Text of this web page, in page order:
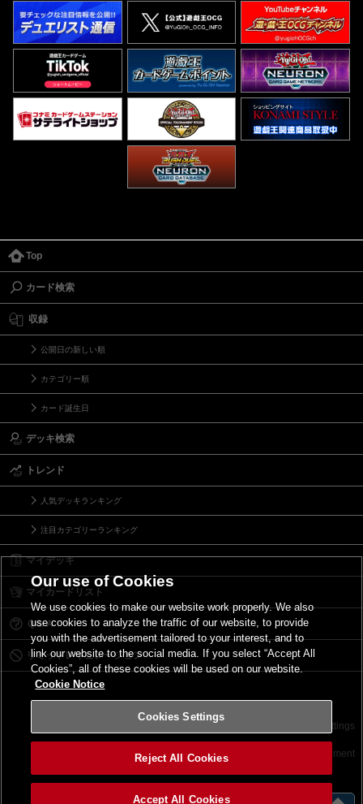
Top
カード検索
収録
公開日の新しい順
カテゴリー順
カード誕生日
デッキ検索
トレンド
人気デッキランキング
注目カテゴリーランキング
マイデッキ
マイカードリスト
Ｑ＆Ａ
リミットレギュレーション
サイトポリシー Cookies Settings
©2026 Konami Digital Entertainment
Our use of Cookies
We use cookies to make our website work properly. We also
use cookies to analyze the traffic of our website, to provide
you with the advertisement tailored to your interest, and to
link our website to the social media. If you select “Accept All
Cookies”, all of these cookies will be used on our website.
Cookie Notice
Cookies Settings
Reject All Cookies
Accept All Cookies